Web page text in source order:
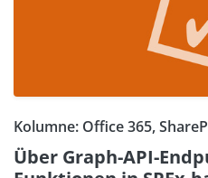
Kolumne: Office 365,
Über Graph-API-